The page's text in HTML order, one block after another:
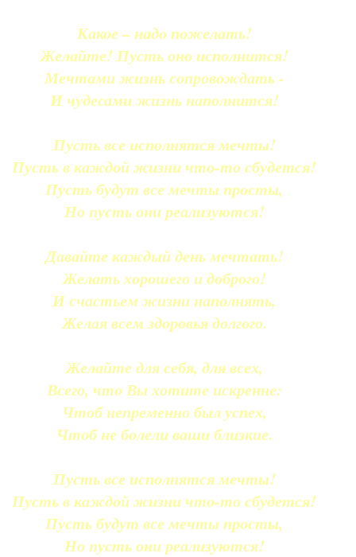
Какое – надо пожелать!
Желайте! Пусть оно исполнится!
Мечтами жизнь сопровождать -
И чудесами жизнь наполнится!
Пусть все исполнятся мечты!
Пусть в каждой жизни что-то сбудется!
Пусть будут все мечты просты,
Но пусть они реализуются!
Давайте каждый день мечтать!
Желать хорошего и доброго!
И счастьем жизни наполнять,
Желая всем здоровья долгого.
Желайте для себя, для всех,
Всего, что Вы хотите искренне:
Чтоб непременно был успех,
Чтоб не болели ваши близкие.
Пусть все исполнятся мечты!
Пусть в каждой жизни что-то сбудется!
Пусть будут все мечты просты,
Но пусть они реализуются!